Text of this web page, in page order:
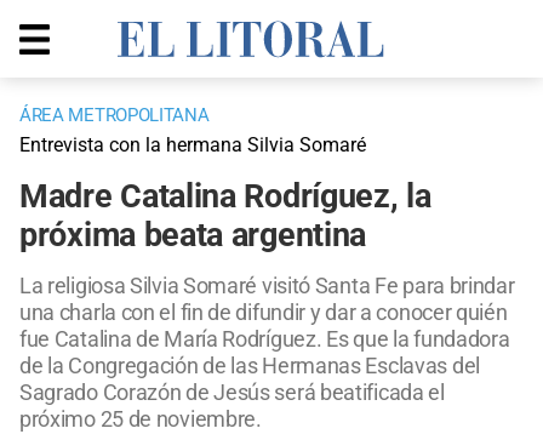
ÁREA METROPOLITANA
Entrevista con la hermana Silvia Somaré
Madre Catalina Rodríguez, la
próxima beata argentina
La religiosa Silvia Somaré visitó Santa Fe para brindar
una charla con el fin de difundir y dar a conocer quién
fue Catalina de María Rodríguez. Es que la fundadora
de la Congregación de las Hermanas Esclavas del
Sagrado Corazón de Jesús será beatificada el
próximo 25 de noviembre.